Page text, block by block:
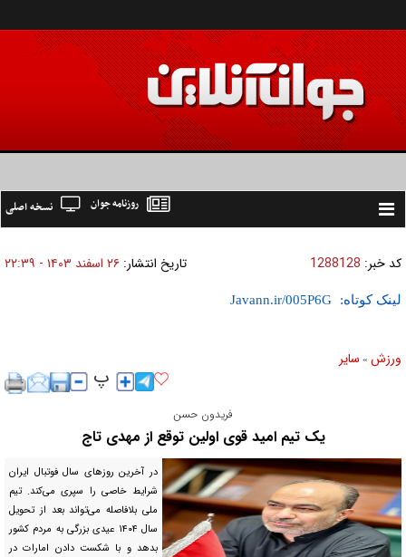
Toggle
نسخه اصلی روزنامه جوان
کد خبر: 1288128 تاریخ انتشار: ۲۶ اسفند ۱۴۰۳ - ۲۲:۳۹
لینک کوتاه:
ورزش » ساير
فریدون حسن
یک تیم امید قوی اولین توقع از مهدی تاج
در آخرین روز‌های سال فوتبال ایران
شرایط خاصی را سپری می‌کند. تیم
ملی بلافاصله می‌تواند بعد از تحویل
سال ۱۴۰۴ عیدی بزرگی به مردم کشور
بدهد و با شکست دادن امارات در